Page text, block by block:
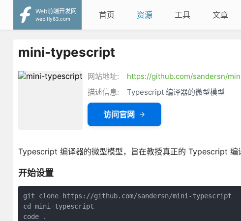
Web前端开发网
web.fly63.com
首页 资源 工具 文章
mini-typescript
网站地址:
https://github.com/sandersn/
描述信息:
Typescript 编译器的微型模型
访问官网
Typescript 编译器的微型模型，旨在教授真正的 Typescript 编
开始设置
git clone https://github.com/sandersn/mini-typescript
cd mini-typescript
code .